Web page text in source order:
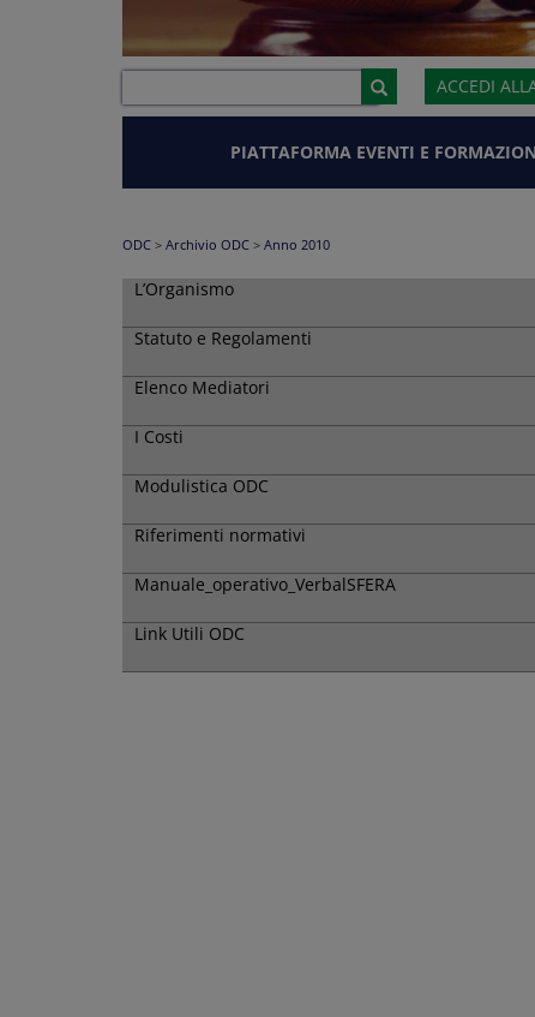
ACCEDI
PIATTAFORMA EVENTI E
ODC > Archivio ODC > Anno 2010
L’Organismo
Statuto e Regolamenti
Elenco Mediatori
I Costi
Modulistica ODC
Riferimenti normativi
Manuale_operativo_VerbalSFERA
Link Utili ODC